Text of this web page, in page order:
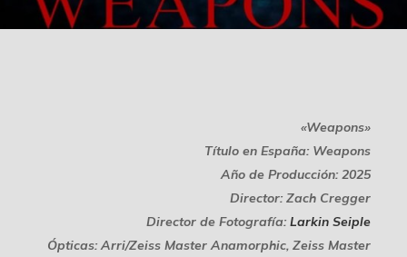
«Weapons»
Título en España: Weapons
Año de Producción: 2025
Director: Zach Cregger
Director de Fotografía: Larkin Seiple
Ópticas: Arri/Zeiss Master Anamorphic, Zeiss Master